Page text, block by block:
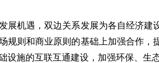
机遇，双边关系发展为各自经济建
规则和商业原则的基础上加强合作
设施的互联互通建设，加强环保、生